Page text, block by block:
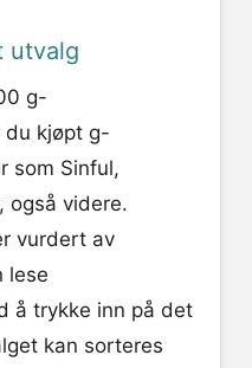
utvalg
g-
du kjøpt g-
som Sinful,
også videre.
vurdert av
lese
å trykke inn på det
kan sorteres